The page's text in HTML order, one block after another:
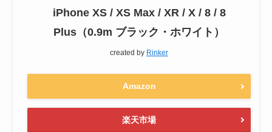
iPhone XS / XS Max / XR / X / 8 / 8
Plus（0.9m ブラック・ホワイト）
created by Rinker
Amazon
楽天市場